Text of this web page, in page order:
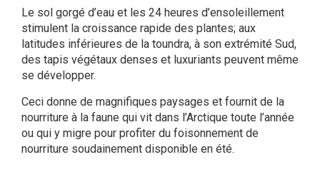
Le sol gorgé d’eau et les 24 heures d’ensoleillement
stimulent la croissance rapide des plantes; aux
latitudes inférieures de la toundra, à son extrémité Sud,
des tapis végétaux denses et luxuriants peuvent même
se développer.
Ceci donne de magnifiques paysages et fournit de la
nourriture à la faune qui vit dans l’Arctique toute l’année
ou qui y migre pour profiter du foisonnement de
nourriture soudainement disponible en été.